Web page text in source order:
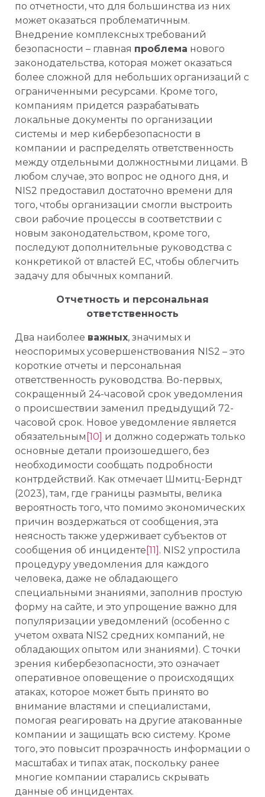
по отчетности, что для большинства из них
может оказаться проблематичным.
Внедрение комплексных требований
безопасности – главная проблема нового
законодательства, которая может оказаться
более сложной для небольших организаций с
ограниченными ресурсами. Кроме того,
компаниям придется разрабатывать
локальные документы по организации
системы и мер кибербезопасности в
компании и распределять ответственность
между отдельными должностными лицами. В
любом случае, это вопрос не одного дня, и
NIS2 предоставил достаточно времени для
того, чтобы организации смогли выстроить
свои рабочие процессы в соответствии с
новым законодательством, кроме того,
последуют дополнительные руководства с
конкретикой от властей ЕС, чтобы облегчить
задачу для обычных компаний.
Отчетность и персональная
ответственность
Два наиболее важных, значимых и
неоспоримых усовершенствования NIS2 – это
короткие отчеты и персональная
ответственность руководства. Во-первых,
сокращенный 24-часовой срок уведомления
о происшествии заменил предыдущий 72-
часовой срок. Новое уведомление является
обязательным [10] и должно содержать только
основные детали произошедшего, без
необходимости сообщать подробности
контрдействий. Как отмечает Шмитц-Берндт
(2023), там, где границы размыты, велика
вероятность того, что помимо экономических
причин воздержаться от сообщения, эта
неясность также удерживает субъектов от
сообщения об инциденте [11] . NIS2 упростила
процедуру уведомления для каждого
человека, даже не обладающего
специальными знаниями, заполнив простую
форму на сайте, и это упрощение важно для
популяризации уведомлений (особенно с
учетом охвата NIS2 средних компаний, не
обладающих опытом или знаниями). С точки
зрения кибербезопасности, это означает
оперативное оповещение о происходящих
атаках, которое может быть принято во
внимание властями и специалистами,
помогая реагировать на другие атакованные
компании и защищать всю систему. Кроме
того, это повысит прозрачность информации о
масштабах и типах атак, поскольку ранее
многие компании старались скрывать
данные об инцидентах.